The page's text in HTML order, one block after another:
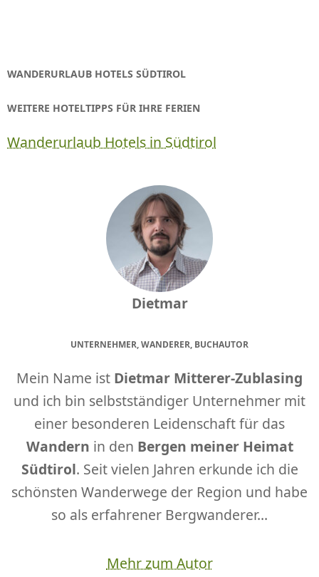
WANDERURLAUB HOTELS SÜDTIROL
WEITERE HOTELTIPPS FÜR IHRE FERIEN
Wanderurlaub Hotels in Südtirol
Dietmar
UNTERNEHMER, WANDERER, BUCHAUTOR
Mein Name ist Dietmar Mitterer-Zublasing
und ich bin selbstständiger Unternehmer mit
einer besonderen Leidenschaft für das
Wandern in den Bergen meiner Heimat
Südtirol. Seit vielen Jahren erkunde ich die
schönsten Wanderwege der Region und habe
so als erfahrener Bergwanderer...
Mehr zum Autor